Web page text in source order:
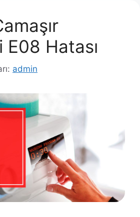
E08 Hatası
admin